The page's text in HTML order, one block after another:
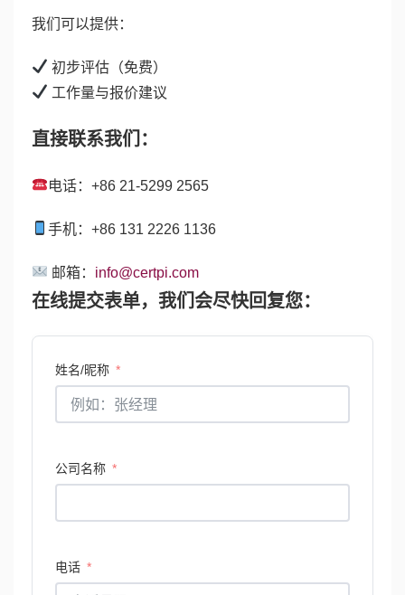
我们可以提供：
初步评估（免费）
工作量与报价建议
直接联系我们：
电话：+86 21-5299 2565
手机：+86 131 2226 1136
邮箱： info@certpi.com
在线提交表单，我们会尽快回复您：
姓名/昵称
公司名称
电话